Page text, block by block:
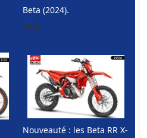
Beta (2024).
Beta
Nouveauté : les Beta RR X-